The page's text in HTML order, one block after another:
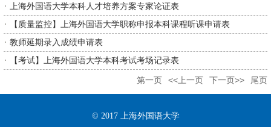
上海外国语大学本科人才培养方案专家论证表
【质量监控】上海外国语大学职称申报本科课程听课申请表
教师延期录入成绩申请表
【考试】上海外国语大学本科考试考场记录表
第一页 <<上一页 下一页>> 尾页
© 2017 上海外国语大学